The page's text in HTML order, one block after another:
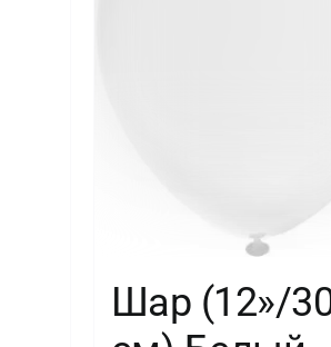
Шар (12»/